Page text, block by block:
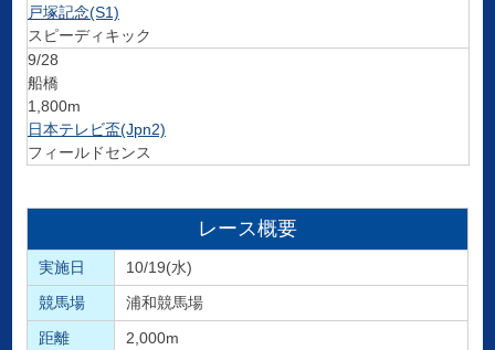
戸塚記念(S1)
スピーディキック
9/28
船橋
1,800m
日本テレビ盃(Jpn2)
フィールドセンス
レース概要
実施日
10/19(水)
競馬場
浦和競馬場
距離
2,000m